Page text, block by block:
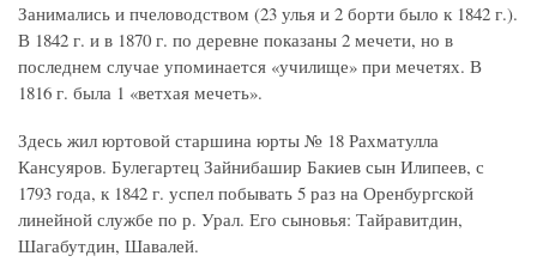
Занимались и пчеловодством (23 улья и 2 борти было к 1842 г.).
В 1842 г. и в 1870 г. по деревне показаны 2 мечети, но в
последнем случае упоминается «училище» при мечетях. В
1816 г. была 1 «ветхая мечеть».
Здесь жил юртовой старшина юрты № 18 Рахматулла
Кансуяров. Булегартец Зайнибашир Бакиев сын Илипеев, с
1793 года, к 1842 г. успел побывать 5 раз на Оренбургской
линейной службе по р. Урал. Его сыновья: Тайравитдин,
Шагабутдин, Шавалей.